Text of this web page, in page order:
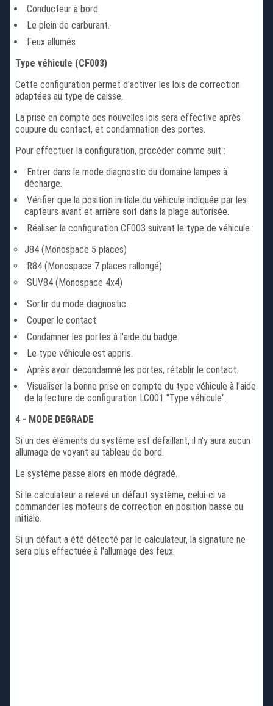
Conducteur à bord.
Le plein de carburant.
Feux allumés
Type véhicule (CF003)
Cette configuration permet d'activer les lois de correction
adaptées au type de caisse.
La prise en compte des nouvelles lois sera effective après
coupure du contact, et condamnation des portes.
Pour effectuer la configuration, procéder comme suit :
Entrer dans le mode diagnostic du domaine lampes à
décharge.
Vérifier que la position initiale du véhicule indiquée par les
capteurs avant et arrière soit dans la plage autorisée.
Réaliser la configuration CF003 suivant le type de véhicule :
J84 (Monospace 5 places)
R84 (Monospace 7 places rallongé)
SUV84 (Monospace 4x4)
Sortir du mode diagnostic.
Couper le contact.
Condamner les portes à l'aide du badge.
Le type véhicule est appris.
Après avoir décondamné les portes, rétablir le contact.
Visualiser la bonne prise en compte du type véhicule à l'aide
de la lecture de configuration LC001 "Type véhicule".
4 - MODE DEGRADE
Si un des éléments du système est défaillant, il n'y aura aucun
allumage de voyant au tableau de bord.
Le système passe alors en mode dégradé.
Si le calculateur a relevé un défaut système, celui-ci va
commander les moteurs de correction en position basse ou
initiale.
Si un défaut a été détecté par le calculateur, la signature ne
sera plus effectuée à l'allumage des feux.